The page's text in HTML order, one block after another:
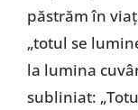
păstrăm în
„totul se
la lumina
subliniat: